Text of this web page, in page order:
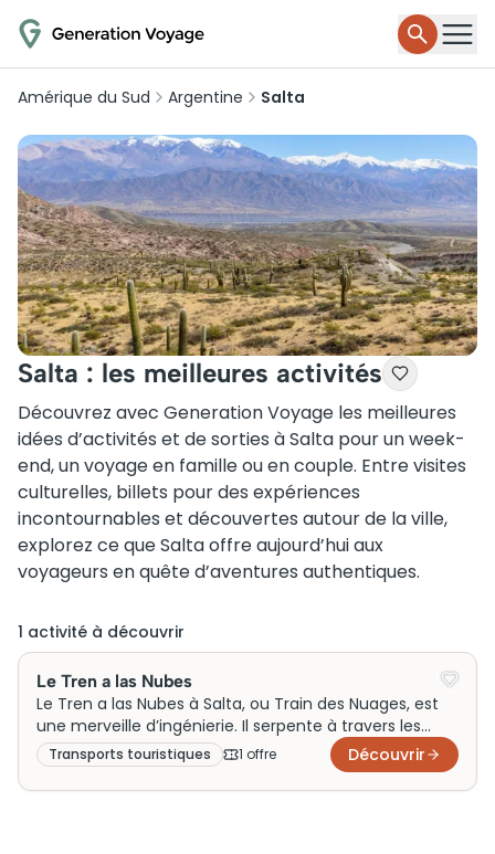
Amérique du Sud Argentine Salta
Salta : les meilleures activités
Découvrez avec Generation Voyage les meilleures
idées d’activités et de sorties à Salta pour un week-
end, un voyage en famille ou en couple. Entre visites
culturelles, billets pour des expériences
incontournables et découvertes autour de la ville,
explorez ce que Salta offre aujourd’hui aux
voyageurs en quête d’aventures authentiques.
1 activité à découvrir
Le Tren a las Nubes
Le Tren a las Nubes à Salta, ou Train des Nuages, est
une merveille d’ingénierie. Il serpente à travers les
Andes jusqu’à 4 220 mètres d’altitude. Conçu à
l’origine pour relier les villages reculés, ce train
historique est aujourd’hui devenu une attraction
Transports touristiques 1 offre Découvrir